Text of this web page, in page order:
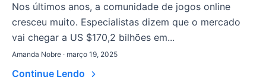
Nos últimos anos, a comunidade de jogos online
cresceu muito. Especialistas dizem que o mercado
vai chegar a US $170,2 bilhões em...
Amanda Nobre · março 19, 2025
Continue Lendo